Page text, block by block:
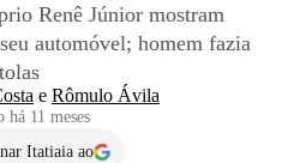
Renê Júnior mostram
automóvel; homem fazia
e Rômulo Ávila
há 11 meses
Itatiaia ao